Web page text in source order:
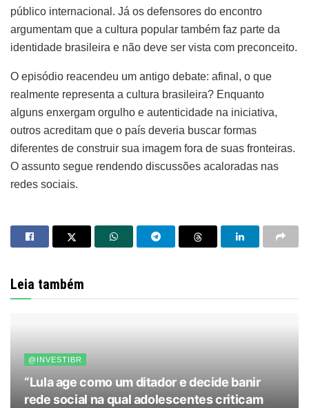
público internacional. Já os defensores do encontro
argumentam que a cultura popular também faz parte da
identidade brasileira e não deve ser vista com preconceito.
O episódio reacendeu um antigo debate: afinal, o que
realmente representa a cultura brasileira? Enquanto
alguns enxergam orgulho e autenticidade na iniciativa,
outros acreditam que o país deveria buscar formas
diferentes de construir sua imagem fora de suas fronteiras.
O assunto segue rendendo discussões acaloradas nas
redes sociais.
Leia também
@INVESTIBR
“Lula age como um ditador e decide banir
rede social na qual adolescentes criticam